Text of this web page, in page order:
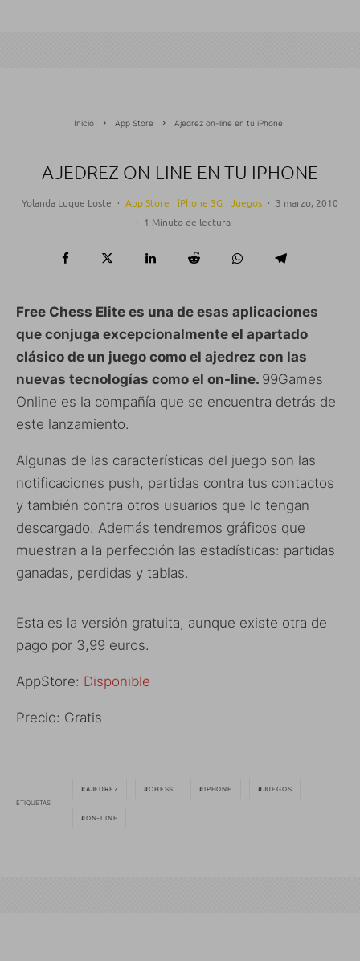
Inicio App Store Ajedrez on-line en tu iPhone
AJEDREZ ON-LINE EN TU IPHONE
Yolanda Luque Loste · App Store iPhone 3G Juegos · 3 marzo, 2010
· 1 Minuto de lectura
Free Chess Elite es una de esas aplicaciones
que conjuga excepcionalmente el apartado
clásico de un juego como el ajedrez con las
nuevas tecnologías como el on-line. 99Games
Online es la compañía que se encuentra detrás de
este lanzamiento.
Algunas de las características del juego son las
notificaciones push, partidas contra tus contactos
y también contra otros usuarios que lo tengan
descargado. Además tendremos gráficos que
muestran a la perfección las estadísticas: partidas
ganadas, perdidas y tablas.
Esta es la versión gratuita, aunque existe otra de
pago por 3,99 euros.
AppStore: Disponible
Precio: Gratis
ETIQUETAS
AJEDREZ CHESS IPHONE JUEGOS
ON-LINE